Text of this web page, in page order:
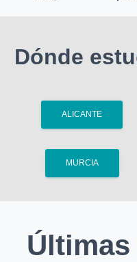
Dónde
ALICANTE
MURCIA